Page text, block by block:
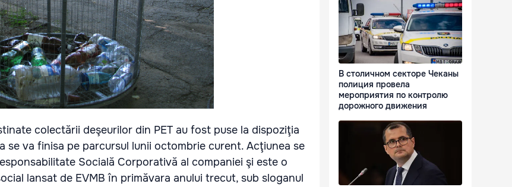
colectării deşeurilor din PET au fost puse la dispoziţia
se va finisa pe parcursul lunii octombrie curent. Acţiunea se
Socială Corporativă al companiei şi este o
lansat de EVMB în primăvara anului trecut, sub sloganul
В столичном секторе Чеканы
полиция провела
мероприятия по контролю
дорожного движения